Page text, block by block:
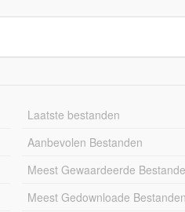
Laatste bestanden
Aanbevolen Bestanden
Meest Gewaardeerde
Meest Gedownloade Bestanden